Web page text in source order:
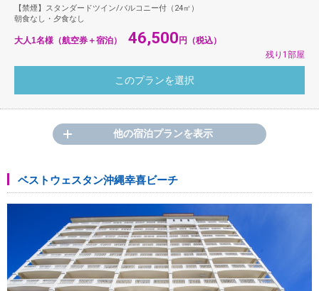
【禁煙】スタンダードツイン/バルコニー付（24㎡）
朝食なし・夕食なし
大人1名様（航空券＋宿泊） 46,500 円（税込）
残り1部屋
他の宿泊プランを表示
ベストウェスタン沖縄幸喜ビーチ